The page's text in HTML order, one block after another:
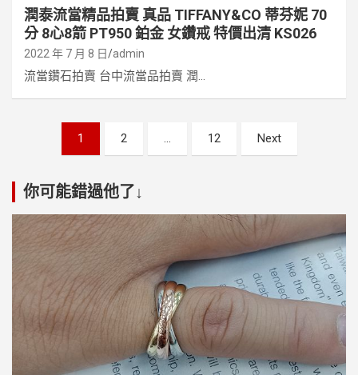
潤泰流當精品拍賣 真品 TIFFANY&CO 蒂芬妮 70
分 8心8箭 PT950 鉑金 女鑽戒 特價出清 KS026
2022 年 7 月 8 日 admin
流當鑽石拍賣 台中流當品拍賣 潤...
分
頁
1 2 ... 12 Next
你可能錯過他了↓